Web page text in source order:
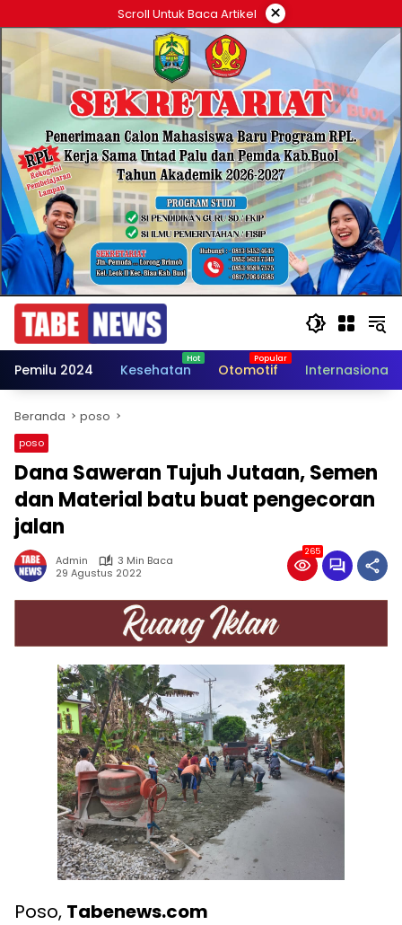
ke
konten
Scroll Untuk Baca Artikel ×
Pemilu 2024 Kesehatan Otomotif Internasional
Beranda poso
poso
Dana Saweran Tujuh Jutaan, Semen
dan Material batu buat pengecoran
jalan
Admin
3 Min Baca
29 Agustus 2022
265
Poso, Tabenews.com